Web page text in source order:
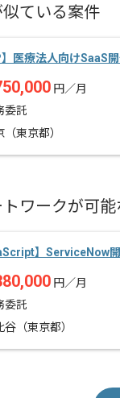
ている案件
】医療法人向けSaaS
円／月
委託
（東京都）
トワークが可
】ServiceNow
円／月
委託
谷（東京都）